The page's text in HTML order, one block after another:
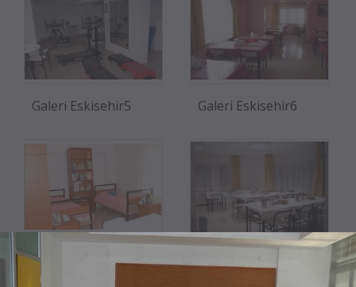
Galeri Eskisehir5 Galeri Eskisehir6
Galeri Eskisehir4